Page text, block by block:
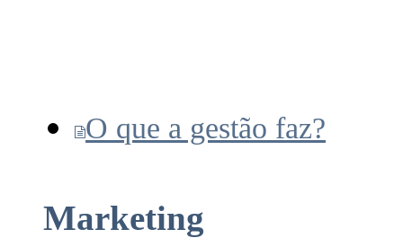
O que a gestão faz?
Marketing